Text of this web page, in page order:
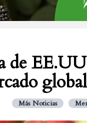
de
global
Más Noticias